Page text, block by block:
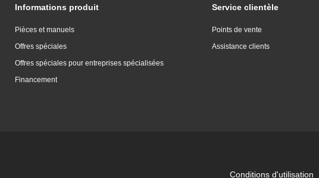
Informations produit
Pièces et manuels
Offres spéciales
Offres spéciales pour entreprises spécialisées
Financement
Service clientèle
Points de vente
Assistance clients
Conditions d'utilisation